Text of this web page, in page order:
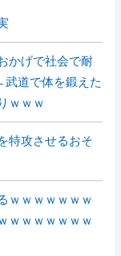
かげで社会で耐
道で体を鍛えた
ｗｗｗ
特攻させるおそ
ｗｗｗｗｗｗｗ
ｗｗｗｗｗｗｗ